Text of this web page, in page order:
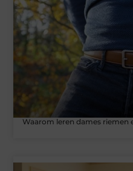
Waarom leren dames riemen